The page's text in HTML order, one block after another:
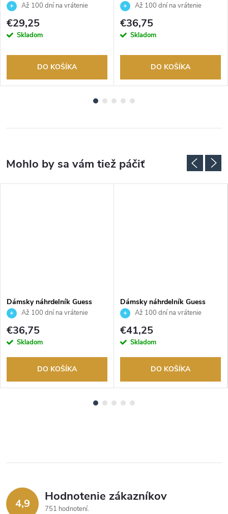
JUBE02247JWYGT
Až 100 dní na vrátenie
tovaru. Autorizovaný predajca.
€29,25
Skladom
DO KOŠÍKA
JUBE06076JWRHT
Až 100 dní na vrátenie
tovaru. Autorizovaný predajca.
€36,75
Skladom
DO KOŠÍKA
Dámsky náhrdelník Guess
JUBN06207JWRHT
Až 100 dní na vrátenie
tovaru. Autorizovaný predajca.
€36,75
Skladom
DO KOŠÍKA
Dámsky náhrdelník Guess
JUBN04643JWYGT
Až 100 dní na vrátenie
tovaru. Autorizovaný predajca.
€41,25
Skladom
DO KOŠÍKA
4,9 Hodnotenie zákazníkov
751 hodnotení